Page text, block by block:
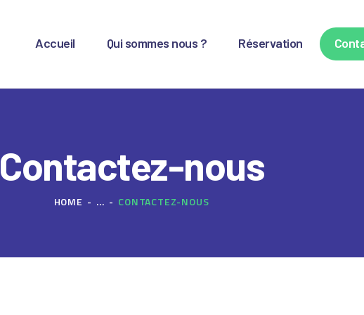
Accueil Qui sommes nous ? Réservation
Contactez-nous
HOME ... CONTACTEZ-NOUS
QUI SOMMES NOUS ?
RÉSERVATION